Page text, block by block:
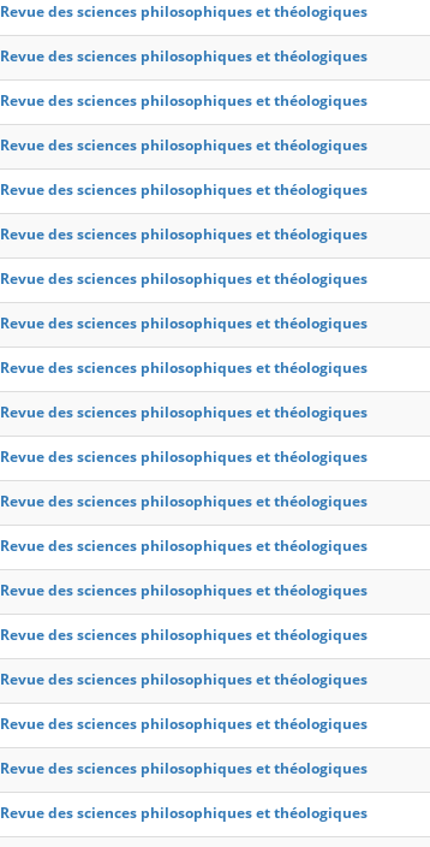
Revue des sciences philosophiques et théologiques
Revue des sciences philosophiques et théologiques
Revue des sciences philosophiques et théologiques
Revue des sciences philosophiques et théologiques
Revue des sciences philosophiques et théologiques
Revue des sciences philosophiques et théologiques
Revue des sciences philosophiques et théologiques
Revue des sciences philosophiques et théologiques
Revue des sciences philosophiques et théologiques
Revue des sciences philosophiques et théologiques
Revue des sciences philosophiques et théologiques
Revue des sciences philosophiques et théologiques
Revue des sciences philosophiques et théologiques
Revue des sciences philosophiques et théologiques
Revue des sciences philosophiques et théologiques
Revue des sciences philosophiques et théologiques
Revue des sciences philosophiques et théologiques
Revue des sciences philosophiques et théologiques
Revue des sciences philosophiques et théologiques